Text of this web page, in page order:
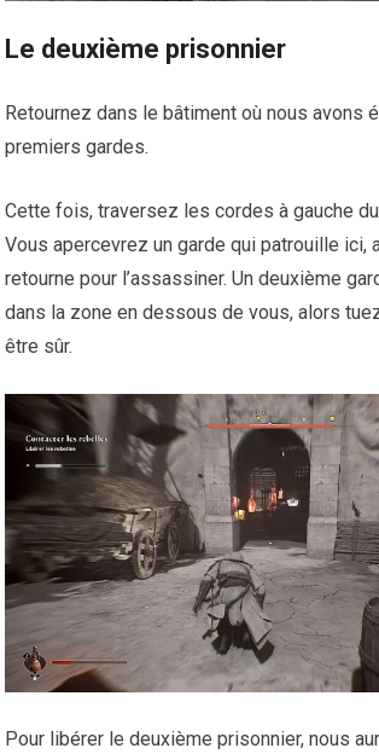
Le deuxième prisonnier
Retournez dans le bâtiment où nous avons
premiers gardes.
Cette fois, traversez les cordes à gauche
Vous apercevrez un garde qui patrouille ici,
retourne pour l’assassiner. Un deuxième
dans la zone en dessous de vous, alors
être sûr.
Pour libérer le deuxième prisonnier, nous